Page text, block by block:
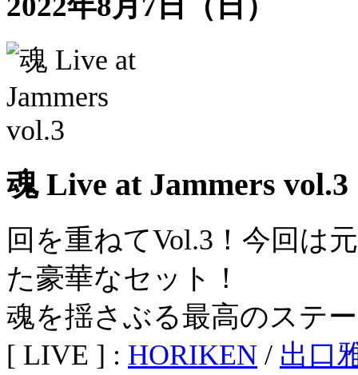
魂 Live at Jammers vol.3
回を重ねてVol.3！今回は
た豪華なセット！
魂を揺さぶる最高のステ
[ LIVE ] : HORIKEN / 出口